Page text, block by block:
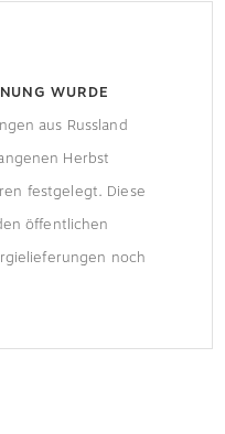
WURDE
aus Russland
Herbst
festgelegt. Diese
öffentlichen
noch
Lieferquellen und